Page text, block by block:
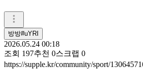
방방#uYRI
2026.05.24 00:18
조회 197추천 0스크랩 0
https://supple.kr/community/sport/